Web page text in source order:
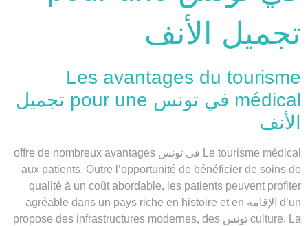
تجميل الأنف
Les avantages du tourisme
médical في تونس pour une تجميل
الأنف
Le tourisme médical في تونس offre de nombreux avantages
aux patients. Outre l’opportunité de bénéficier de soins de
qualité à un coût abordable, les patients peuvent profiter
d’un الإقامة agréable dans un pays riche en histoire et en
culture. La تونس propose des infrastructures modernes, des